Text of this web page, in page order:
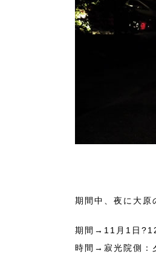
期間中、夜に大原
期間→11月1日
時間→寂光院側：